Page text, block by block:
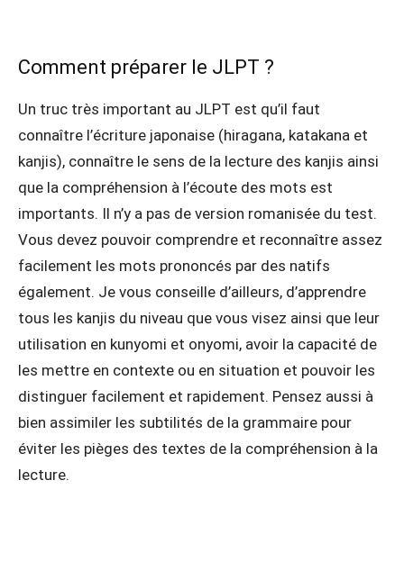
Comment préparer le JLPT ?
Un truc très important au JLPT est qu’il faut
connaître l’écriture japonaise (hiragana, katakana et
kanjis), connaître le sens de la lecture des kanjis ainsi
que la compréhension à l’écoute des mots est
importants. Il n’y a pas de version romanisée du test.
Vous devez pouvoir comprendre et reconnaître assez
facilement les mots prononcés par des natifs
également. Je vous conseille d’ailleurs, d’apprendre
tous les kanjis du niveau que vous visez ainsi que leur
utilisation en kunyomi et onyomi, avoir la capacité de
les mettre en contexte ou en situation et pouvoir les
distinguer facilement et rapidement. Pensez aussi à
bien assimiler les subtilités de la grammaire pour
éviter les pièges des textes de la compréhension à la
lecture.